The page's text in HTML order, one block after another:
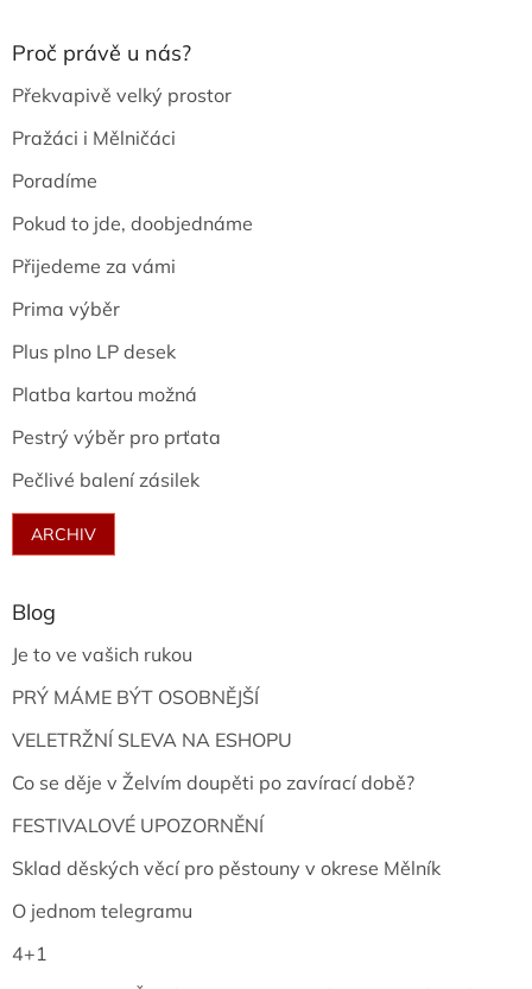
Proč právě u nás?
Překvapivě velký prostor
Pražáci i Mělničáci
Poradíme
Pokud to jde, doobjednáme
Přijedeme za vámi
Prima výběr
Plus plno LP desek
Platba kartou možná
Pestrý výběr pro prťata
Pečlivé balení zásilek
ARCHIV
Blog
Je to ve vašich rukou
PRÝ MÁME BÝT OSOBNĚJŠÍ
VELETRŽNÍ SLEVA NA ESHOPU
Co se děje v Želvím doupěti po zavírací době?
FESTIVALOVÉ UPOZORNĚNÍ
Sklad děských věcí pro pěstouny v okrese Mělník
O jednom telegramu
4+1